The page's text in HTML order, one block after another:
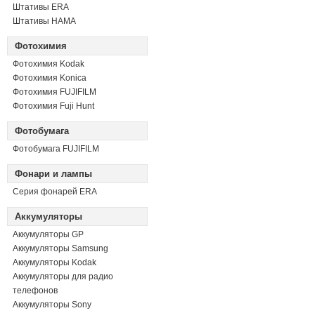
Штативы ERA
Штативы HAMA
Фотохимия
Фотохимия Kodak
Фотохимия Konica
Фотохимия FUJIFILM
Фотохимия Fuji Hunt
Фотобумага
Фотобумага FUJIFILM
Фонари и лампы
Серия фонарей ERA
Аккумуляторы
Аккумуляторы GP
Аккумуляторы Samsung
Аккумуляторы Kodak
Аккумуляторы для радио
телефонов
Аккумуляторы Sony